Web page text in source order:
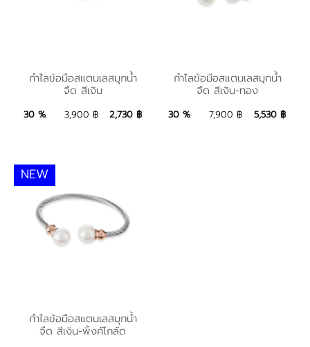
กำไลข้อมือสแตนเลสมุก
น้ำจืด สีเงิน
2,730 ฿ Add to Bag
กำไลข้อมือสแตนเลสมุกน้ำ
จืด สีเงิน
30 % 3,900 ฿ 2,730 ฿
กำไลข้อมือสแตนเลสมุก
น้ำจืด สีเงิน-ทอง
5,530 ฿ Add to Bag
กำไลข้อมือสแตนเลสมุกน้ำ
จืด สีเงิน-ทอง
30 % 7,900 ฿ 5,530 ฿
NEW
กำไลข้อมือสแตนเลสมุก
น้ำจืด สีเงิน-พิ้งค์โกล์ด
กำไลข้อมือสแตนเลสมุกน้ำ
จืด สีเงิน-พิ้งค์โกล์ด